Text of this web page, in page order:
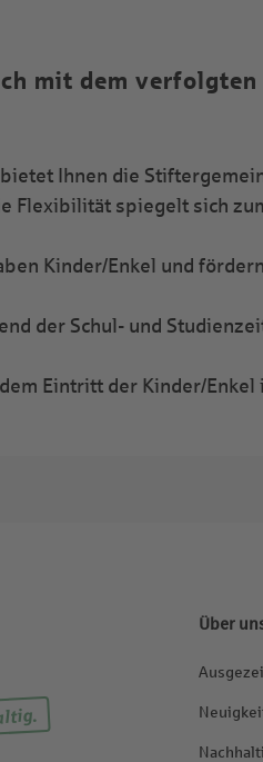
mit dem
Ihnen die
Flexibilität spiegelt sich
Kinder/Enkel und
der Schul- und
Eintritt der Kinder/
Über